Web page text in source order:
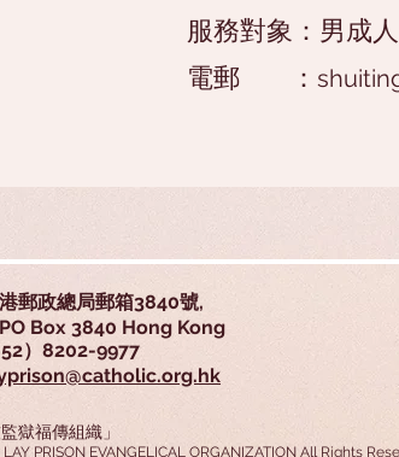
服務對象：男成人
​電郵 ：
郵政總局郵箱3840號,
3840 Hong Kong
）8202-9977
獄福傳組織」
PRISON EVANGELICAL ORGANIZATION All Rights